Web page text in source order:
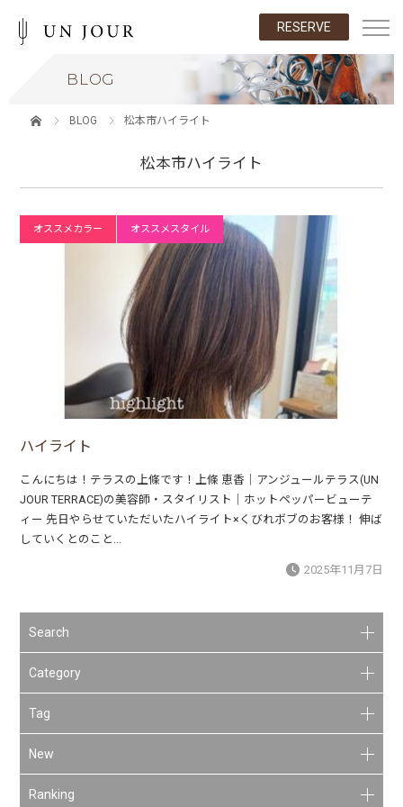
RESERVE
BLOG
BLOG 松本市ハイライト
松本市ハイライト
オススメカラー オススメスタイル
ハイライト
こんにちは！テラスの上條です！上條 恵香｜アンジュールテラス(UN
JOUR TERRACE)の美容師・スタイリスト｜ホットペッパービューテ
ィー 先日やらせていただいたハイライト×くびれボブのお客様！ 伸ば
していくとのこと...
2025年11月7日
Search
Category
Tag
New
Ranking